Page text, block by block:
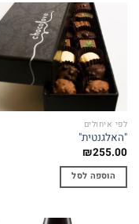
לפי איחולים
"האלגנטית"
₪255.00
הוספה לסל